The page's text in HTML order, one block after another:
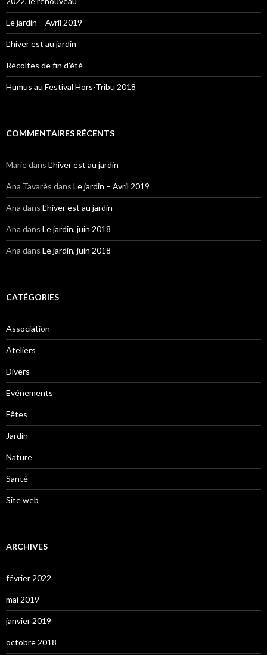
Le jardin – Avril 2019
L’hiver est au jardin
Récoltes de fin d’été
Humus au Festival Hors-Tribu 2018
COMMENTAIRES RÉCENTS
Mariedans L’hiver est au jardin
Ana Tavarès dans Le jardin – Avril 2019
Ana dans L’hiver est au jardin
Ana dans Le jardin, juin 2018
Ana dans Le jardin, juin 2018
CATÉGORIES
Association
Ateliers
Divers
Evénements
Fêtes
Jardin
Nature
Santé
Site web
ARCHIVES
février 2022
mai 2019
janvier 2019
octobre 2018